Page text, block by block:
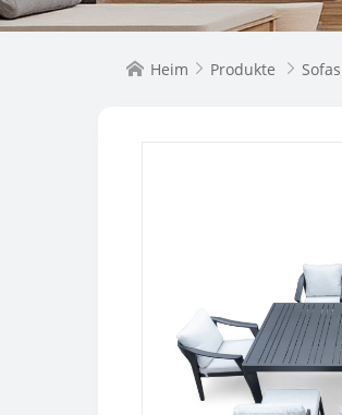
 Heim  Produkte 